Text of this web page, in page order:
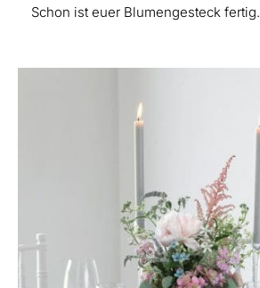
Schon ist euer Blumengesteck fertig.